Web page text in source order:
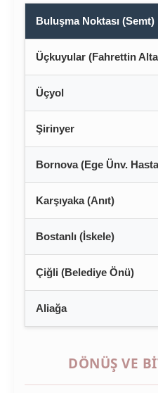
Buluşma Noktası (Semt)
Üçkuyular (Fahrettin
Üçyol
Şirinyer
Bornova (Ege Ünv.
Karşıyaka (Anıt)
Bostanlı (İskele)
Çiğli (Belediye Önü)
Aliağa
DÖNÜŞ VE